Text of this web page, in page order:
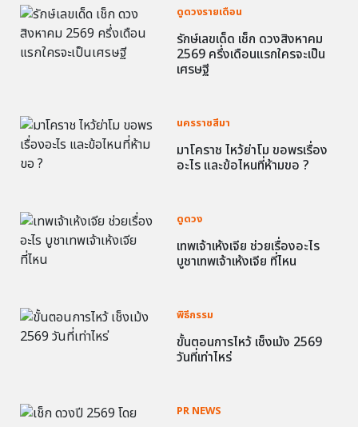
ดูดวงรายเดือน
รักษ์เลขเด็ด เช็ก ดวงสิงหาคม
2569 ครึ่งเดือนแรกใครจะเป็น
เศรษฐี
นครราชสีมา
มาโคราช ไหว้ย่าโม ขอพรเรื่อง
อะไร และข้อไหนที่ห้ามขอ ?
ดูดวง
เทพเจ้าเห้งเจีย ช่วยเรื่องอะไร
บูชาเทพเจ้าเห้งเจีย ที่ไหน
พิธีกรรม
ขั้นตอนการไหว้ เช็งเม้ง 2569
วันที่เท่าไหร่
PR NEWS